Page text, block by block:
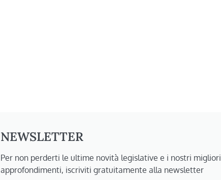
NEWSLETTER
Per non perderti le ultime novità legislative e i nostri migliori
approfondimenti, iscriviti gratuitamente alla newsletter